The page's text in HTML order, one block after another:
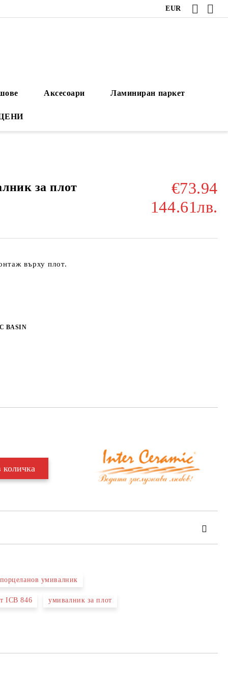
EUR
Аксесоари Ламиниран паркет
за плот
€73.94
144.61лв.
върху плот.
BASIN
за лични данни
порцеланов умивалник
ICB 846 умивалник за плот